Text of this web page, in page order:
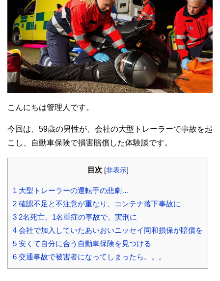
こんにちは管理人です。
今回は、59歳の男性が、会社の大型トレーラーで事故を起
こし、自動車保険で損害賠償した体験談です。
目次 [非表示]
1 大型トレーラーの運転手の悲劇…
2 確認不足と不注意が重なり、コンテナ落下事故に
3 2名死亡、1名重症の事故で、実刑に
4 会社で加入していたあいおいニッセイ同和損保が賠償を
5 安くて自分に合う自動車保険を見つける
6 交通事故で被害者になってしまったら。。。